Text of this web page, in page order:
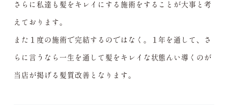
さらに私達も髪をキレイにする施術をすることが大事と考
えております。
また１度の施術で完結するのではなく。１年を通して、さ
らに言うなら一生を通して髪をキレイな状態んい導くのが
当店が掲げる髪質改善となります。